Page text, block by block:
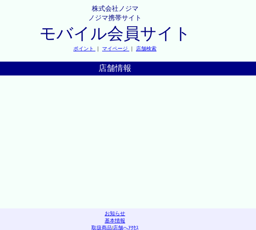
株式会社ノジマ
ノジマ携帯サイト
モバイル会員サイト
ポイント ｜ マイページ ｜ 店舗検索
店舗情報
お知らせ
基本情報
取扱商品|店舗へｱｸｾｽ